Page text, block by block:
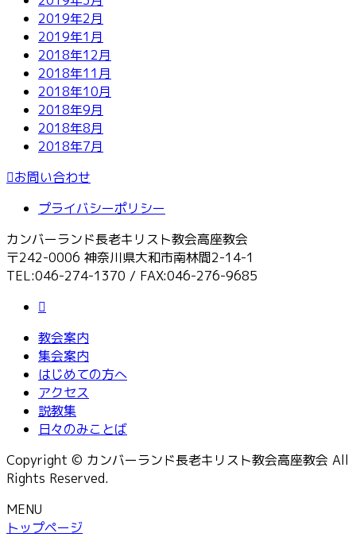
2019年2月
2019年1月
2018年12月
2018年11月
2018年10月
2018年9月
2018年8月
2018年7月
お問い合わせ
プライバシーポリシー
カンバーランド長老キリスト教会高座教会
〒242-0006 神奈川県大和市南林間2-14-1
TEL:046-274-1370 / FAX:046-276-9685
教会案内
集会案内
はじめての方へ
アクセス
説教集
日々のみことば
Copyright © カンバーランド長老キリスト教会高座教会 All
Rights Reserved.
MENU
トップページ